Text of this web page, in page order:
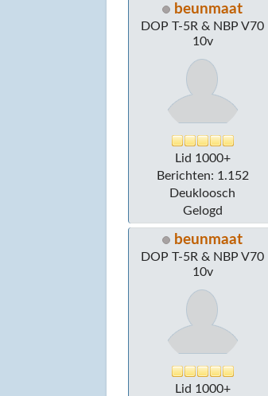
beunmaat
DOP T-5R & NBP V70
10v
Lid 1000+
Berichten: 1.152
Deukloosch
Gelogd
beunmaat
DOP T-5R & NBP V70
10v
Lid 1000+